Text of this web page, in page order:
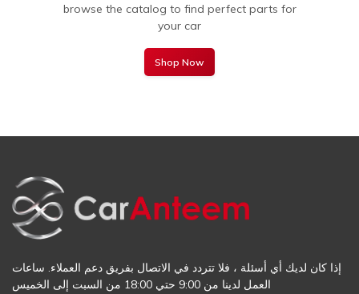
browse the catalog to find perfect parts for
your car
Shop Now
إذا كان لديك أي أسئلة ، فلا تتردد في الاتصال بفريق دعم العملاء. ساعات
العمل لدينا من 9:00 حتي 18:00 من السبت إلى الخميس